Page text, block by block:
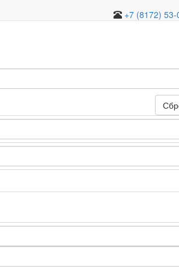
+7 (8172) 53-